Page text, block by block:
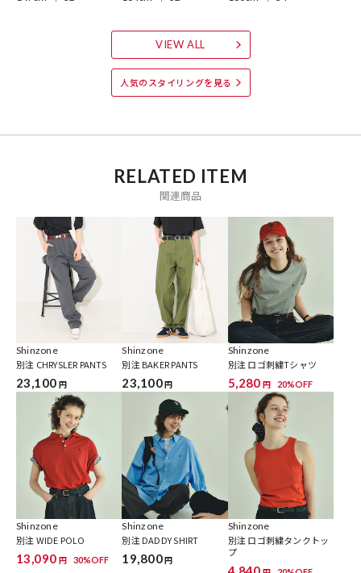
※こちらの商品は、弊社管理上のカラーを表記しております為、タグ
【サイト表記：タグ表記】
※掲載画像の商品の色味は、屋外や屋内の光の照射や角度により実物
と色味が異なる場合がざいます。また表示のサイズ感と実物は若干異
※着用、お取り扱いの際は、商品についている品質表示とアテンショ
ンタグを必ずご確認下さい。
ブランド説明
【Shinzone / シンゾーン】
ョップ。
アメリカ東海岸のアイビー＆プレッピーをベースに、上質でベーシッ
クなアイテムをモダンにブラッシュアップした、大人のための日常着
を、オリジナルアイテムとセレクトアイテムでお客様に提案します。
VIEW ALL
人気のスタイリングを見る
RELATED ITEM
関連商品
Shinzone
別注 CHRYSLER PANTS
23,100 円
Shinzone
別注 BAKER PANTS
23,100 円
Shinzone
別注 ロゴ刺繍Tシャツ
5,280 円 20%OFF
Shinzone
別注 WIDE POLO
13,090 円 30%OFF
Shinzone
別注 DADDY SHIRT
19,800円
Shinzone
別注 ロゴ刺繍タンクトッ
プ